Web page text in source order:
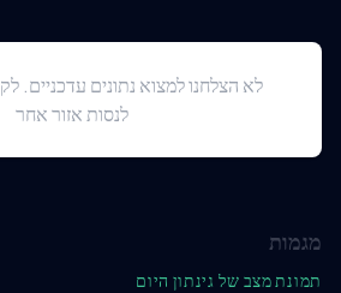
לא הצלחנו למצוא נתונים עדכניים.
לנסות אזור אחר
מגמות
תמונת מצב של גינתון היום